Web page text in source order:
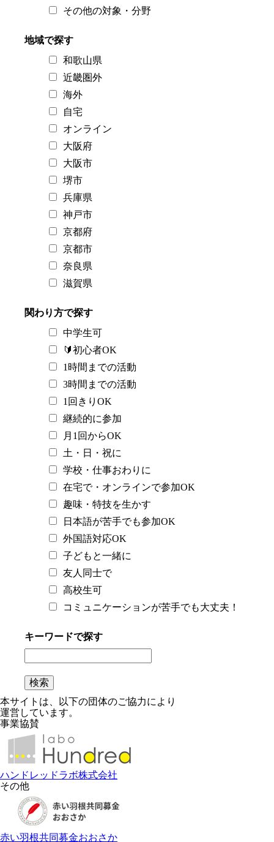
その他の対象・分野
地域で探す
和歌山県
近畿圏外
海外
自宅
オンライン
大阪府
大阪市
堺市
兵庫県
神戸市
京都府
京都市
奈良県
滋賀県
関わり方で探す
中学生可
🔰初心者OK
1時間までの活動
3時間までの活動
1回きりOK
継続的に参加
月1回からOK
土・日・祝に
学校・仕事おわりに
在宅で・オンラインで参加OK
趣味・特技を生かす
日本語が苦手でも参加OK
外国語対応OK
子どもと一緒に
友人同士で
高校生可
コミュニケーションが苦手でも大丈夫！
キーワードで探す
本サイトは、以下の団体のご協力により
運営しています。
事業協賛
ハンドレッドラボ株式会社
その他
赤い羽根共同募金おおさか